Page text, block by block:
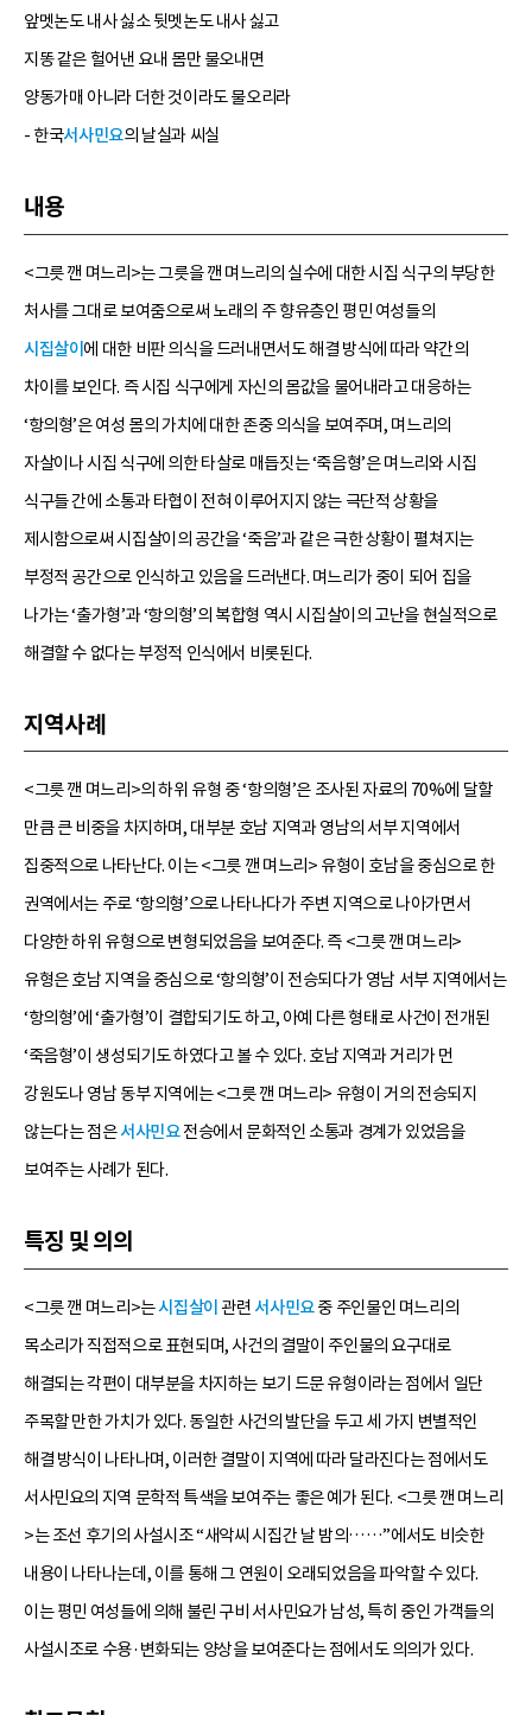
앞멧논도 내사 싫소 뒷멧논도 내사 싫고
지똥 같은 헐어낸 요내 몸만 물오내면
양동가매 아니라 더한 것이라도 물오리라
- 한국서사민요의 날실과 씨실
내용
<그릇 깬 며느리>는 그릇을 깬 며느리의 실수에 대한 시집 식구의 부당한
처사를 그대로 보여줌으로써 노래의 주 향유층인 평민 여성들의
시집살이 에 대한 비판 의식을 드러내면서도 해결 방식에 따라 약간의
차이를 보인다. 즉 시집 식구에게 자신의 몸값을 물어내라고 대응하는
‘항의형’은 여성 몸의 가치에 대한 존중 의식을 보여주며, 며느리의
자살이나 시집 식구에 의한 타살로 매듭짓는 ‘죽음형’은 며느리와 시집
식구들 간에 소통과 타협이 전혀 이루어지지 않는 극단적 상황을
제시함으로써 시집살이의 공간을 ‘죽음’과 같은 극한 상황이 펼쳐지는
부정적 공간으로 인식하고 있음을 드러낸다. 며느리가 중이 되어 집을
나가는 ‘출가형’과 ‘항의형’의 복합형 역시 시집살이의 고난을 현실적으로
해결할 수 없다는 부정적 인식에서 비롯된다.
지역사례
<그릇 깬 며느리>의 하위 유형 중 ‘항의형’은 조사된 자료의 70%에 달할
만큼 큰 비중을 차지하며, 대부분 호남 지역과 영남의 서부 지역에서
집중적으로 나타난다. 이는 <그릇 깬 며느리> 유형이 호남을 중심으로 한
권역에서는 주로 ‘항의형’으로 나타나다가 주변 지역으로 나아가면서
다양한 하위 유형으로 변형되었음을 보여준다. 즉 <그릇 깬 며느리>
유형은 호남 지역을 중심으로 ‘항의형’이 전승되다가 영남 서부 지역에서는
‘항의형’에 ‘출가형’이 결합되기도 하고, 아예 다른 형태로 사건이 전개된
‘죽음형’이 생성되기도 하였다고 볼 수 있다. 호남 지역과 거리가 먼
강원도나 영남 동부 지역에는 <그릇 깬 며느리> 유형이 거의 전승되지
않는다는 점은서사민요전승에서 문화적인 소통과 경계가 있었음을
보여주는 사례가 된다.
특징 및 의의
<그릇 깬 며느리>는시집살이 관련 서사민요중 주인물인 며느리의
목소리가 직접적으로 표현되며, 사건의 결말이 주인물의 요구대로
해결되는 각편이 대부분을 차지하는 보기 드문 유형이라는 점에서 일단
주목할 만한 가치가 있다. 동일한 사건의 발단을 두고 세 가지 변별적인
해결 방식이 나타나며, 이러한 결말이 지역에 따라 달라진다는 점에서도
서사민요의 지역 문학적 특색을 보여주는 좋은 예가 된다. <그릇 깬 며느리
>는 조선 후기의 사설시조 “새악씨 시집간 날 밤의……”에서도 비슷한
내용이 나타나는데, 이를 통해 그 연원이 오래되었음을 파악할 수 있다.
이는 평민 여성들에 의해 불린 구비 서사민요가 남성, 특히 중인 가객들의
사설시조로 수용·변화되는 양상을 보여준다는 점에서도 의의가 있다.